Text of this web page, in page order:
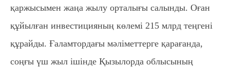
қаржысымен жаңа жылу орталығы салынды. Оған
құйылған инвестицияның көлемі 215 млрд теңгені
құрайды. Ғаламтордағы мәліметтерге қарағанда,
соңғы үш жыл ішінде Қызылорда облысының